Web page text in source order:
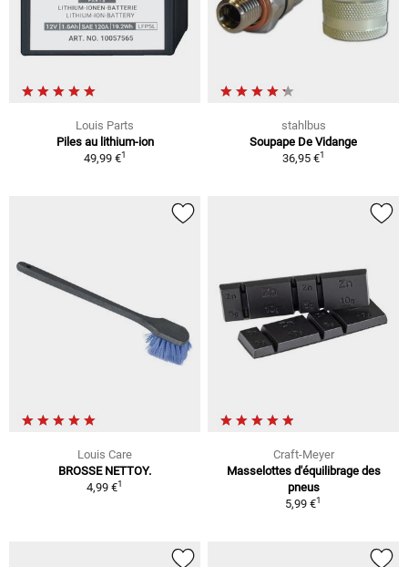
Louis Parts
Piles au lithium-ion
49,99 €1
stahlbus
Soupape De Vidange
36,95 €1
Louis Care
BROSSE NETTOY.
4,99 €1
Craft-Meyer
Masselottes d'équilibrage des
pneus
5,99 €1